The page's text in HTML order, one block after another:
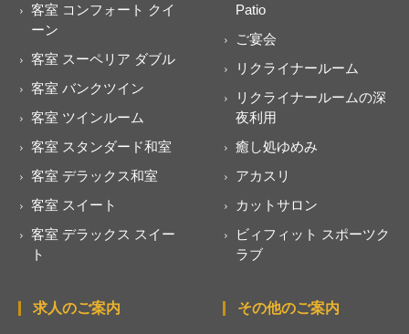
客室 コンフォート クイ
ーン
客室 スーペリア ダブル
客室 バンクツイン
客室 ツインルーム
客室 スタンダード和室
客室 デラックス和室
客室 スイート
客室 デラックス スイー
ト
Patio
ご宴会
リクライナールーム
リクライナールームの深
夜利用
癒し処ゆめみ
アカスリ
カットサロン
ビィフィット スポーツク
ラブ
求人のご案内 その他のご案内